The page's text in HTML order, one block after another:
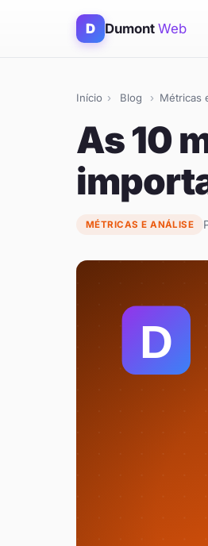
D Dumont Web
Início › Blog › Métricas
As 10
MÉTRICAS E ANÁLISE